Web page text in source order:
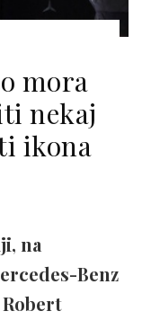
mora
nekaj
ikona
na
Benz